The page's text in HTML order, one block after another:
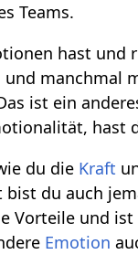
Teams.
hast
manchmal
ist ein
hast
du die Kraft
bist du auch
Vorteile und
Emotion